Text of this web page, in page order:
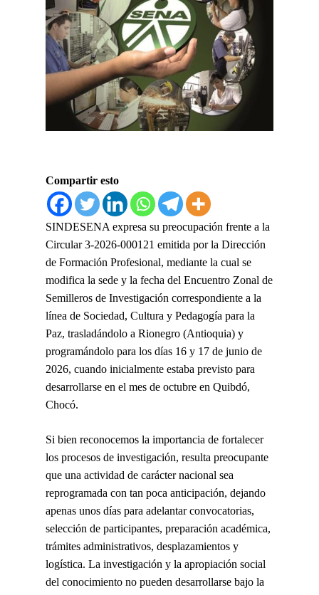
Compartir esto
SINDESENA expresa su preocupación frente a la
Circular 3-2026-000121 emitida por la Dirección
de Formación Profesional, mediante la cual se
modifica la sede y la fecha del Encuentro Zonal de
Semilleros de Investigación correspondiente a la
línea de Sociedad, Cultura y Pedagogía para la
Paz, trasladándolo a Rionegro (Antioquia) y
programándolo para los días 16 y 17 de junio de
2026, cuando inicialmente estaba previsto para
desarrollarse en el mes de octubre en Quibdó,
Chocó.
Si bien reconocemos la importancia de fortalecer
los procesos de investigación, resulta preocupante
que una actividad de carácter nacional sea
reprogramada con tan poca anticipación, dejando
apenas unos días para adelantar convocatorias,
selección de participantes, preparación académica,
trámites administrativos, desplazamientos y
logística. La investigación y la apropiación social
del conocimiento no pueden desarrollarse bajo la